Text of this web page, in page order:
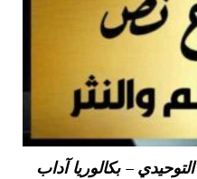
– بكالوريا آداب